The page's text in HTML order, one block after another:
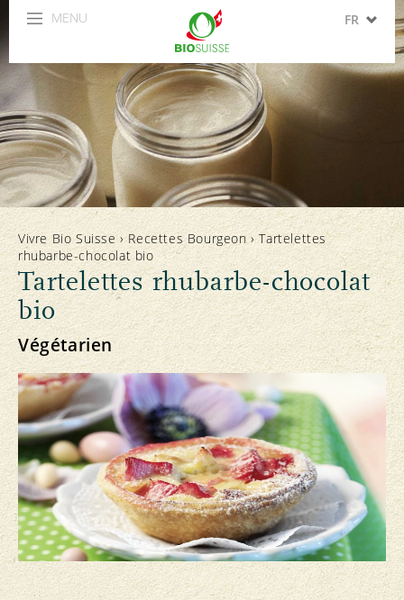
MENU FR
ES
Vivre Bio Suisse › Recettes Bourgeon›Tartelettes
rhubarbe-chocolat bio
Tartelettes rhubarbe-chocolat
bio
Végétarien